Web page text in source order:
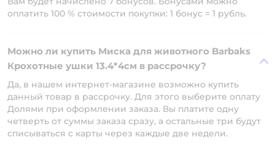
оплатить 100 % стоимости покупки: 1 бонус = 1 рубль.
Можно ли купить Миска для животного Barbaks
Крохотные ушки 13.4*4см в рассрочку?
Да, в нашем интернет-магазине возможно купить
данный товар в рассрочку. Для этого выберите оплату
Долями при оформлении заказа. Вы платите одну
четверть от суммы заказа сразу, а остальные три будут
списываться с карты через каждые две недели.